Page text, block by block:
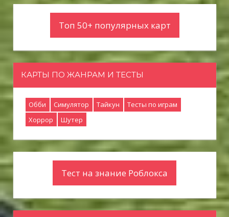
Топ 50+ популярных карт
КАРТЫ ПО ЖАНРАМ И ТЕСТЫ
Обби Симулятор Тайкун
Тесты по играм
Хоррор
Шутер
Тест на знание Роблокса